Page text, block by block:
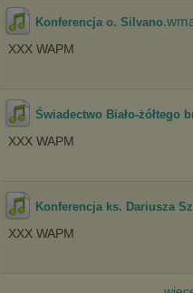
Konferencja o. Silvano
XXX WAPM
Świadectwo Biało-żółtego
XXX WAPM
Konferencja ks. Dariusza
XXX WAPM